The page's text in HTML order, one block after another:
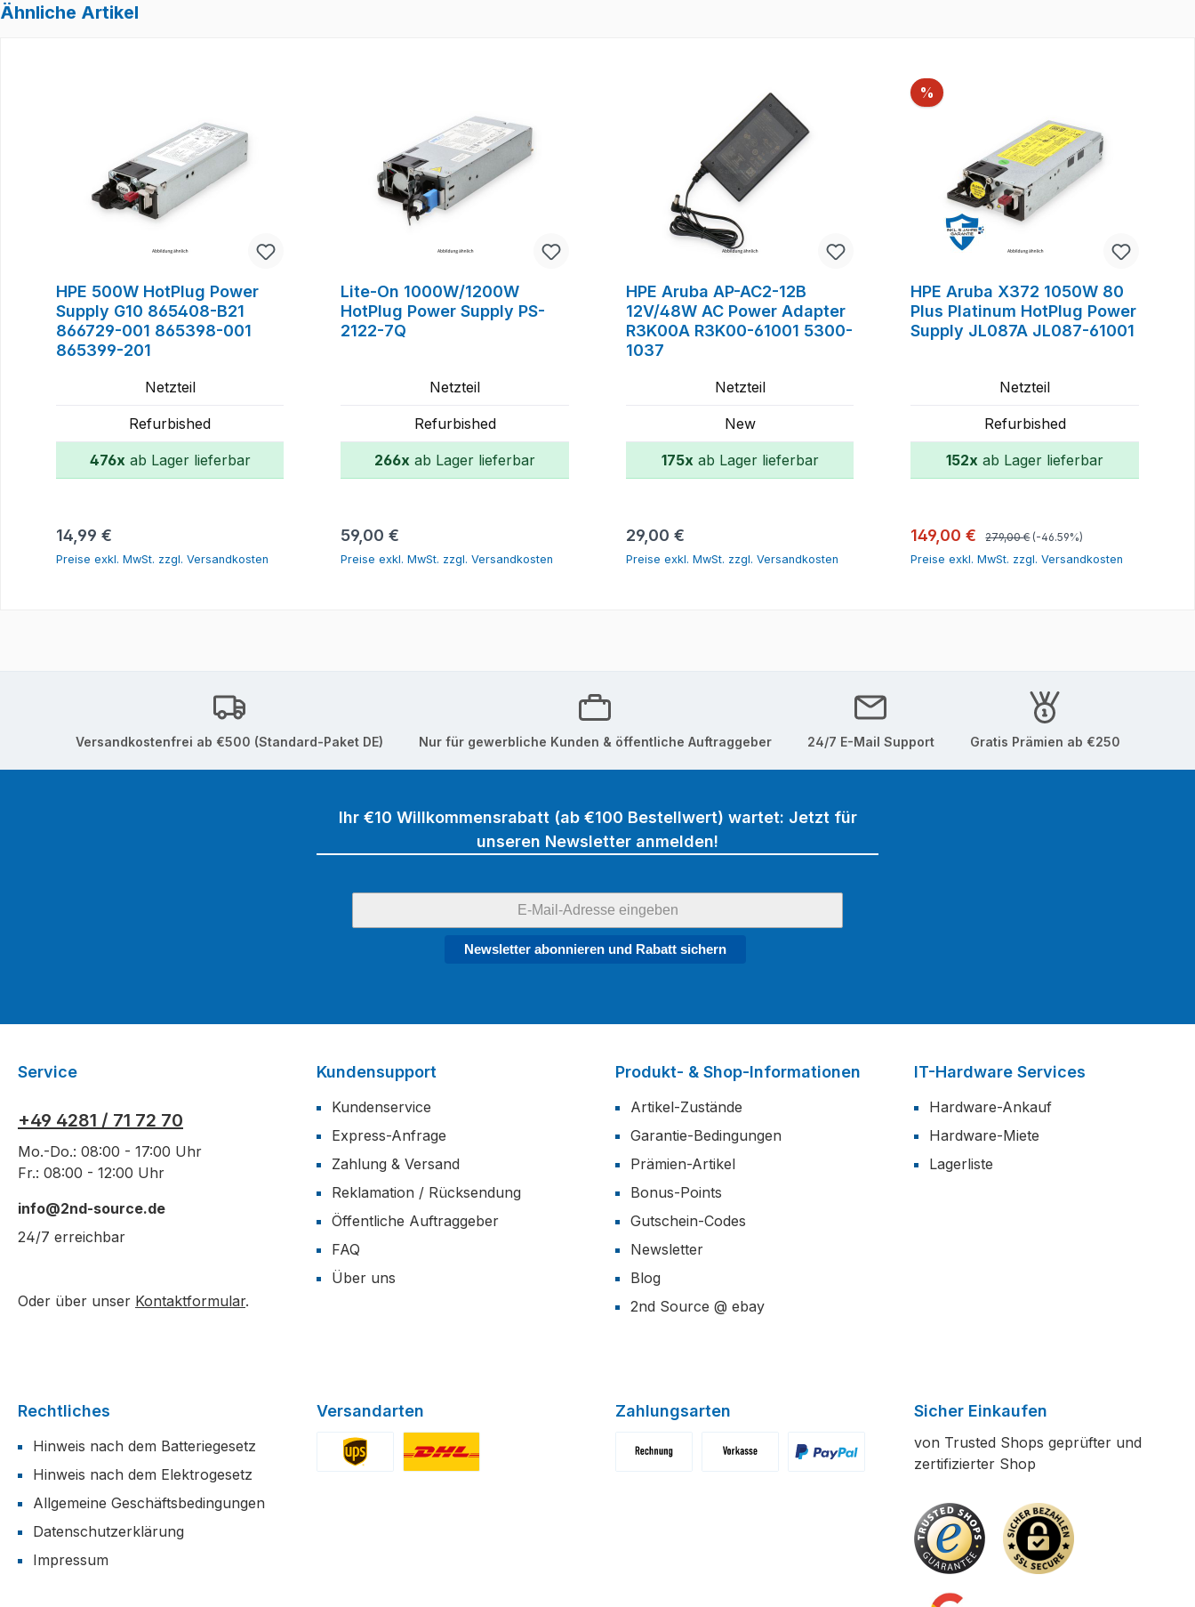
Ähnliche Artikel
HPE 500W HotPlug Power
Supply G10 865408-B21
866729-001 865398-001
865399-201
Netzteil
Refurbished
476x ab Lager lieferbar
Regulärer Preis:
14,99 €
Preise exkl. MwSt. zzgl. Versandkosten
Lite-On 1000W/1200W
HotPlug Power Supply PS-
2122-7Q
Netzteil
Refurbished
266x ab Lager lieferbar
Regulärer Preis:
59,00 €
Preise exkl. MwSt. zzgl. Versandkosten
HPE Aruba AP-AC2-12B
12V/48W AC Power Adapter
R3K00A R3K00-61001 5300-
1037
Netzteil
New
175x ab Lager lieferbar
Regulärer Preis:
29,00 €
Preise exkl. MwSt. zzgl. Versandkosten
% Rabatt
HPE Aruba X372 1050W 80
Plus Platinum HotPlug Power
Supply JL087A JL087-61001
Netzteil
Refurbished
152x ab Lager lieferbar
Verkaufspreis:
149,00 € Regulärer Preis:
279,00 € (-46.59%)
Preise exkl. MwSt. zzgl. Versandkosten
In den Warenkorb
Versandkostenfrei ab €500 (Standard-Paket DE) Nur für gewerbliche Kunden & öffentliche Auftraggeber 24/7 E-Mail Support Gratis Prämien ab €250
Ihr €10 Willkommensrabatt (ab €100 Bestellwert) wartet: Jetzt für
unseren Newsletter anmelden!
Newsletter abonnieren und Rabatt sichern
Service
+49 4281 / 71 72 70
Mo.-Do.: 08:00 - 17:00 Uhr
Fr.: 08:00 - 12:00 Uhr
info@2nd-source.de
24/7 erreichbar
Oder über unser Kontaktformular.
Kundensupport
Kundenservice
Express-Anfrage
Zahlung & Versand
Reklamation / Rücksendung
Öffentliche Auftraggeber
FAQ
Über uns
Produkt- & Shop-Informationen
Artikel-Zustände
Garantie-Bedingungen
Prämien-Artikel
Bonus-Points
Gutschein-Codes
Newsletter
Blog
2nd Source @ ebay
IT-Hardware Services
Hardware-Ankauf
Hardware-Miete
Lagerliste
Rechtliches
Hinweis nach dem Batteriegesetz
Hinweis nach dem Elektrogesetz
Allgemeine Geschäftsbedingungen
Datenschutzerklärung
Impressum
Versandarten Zahlungsarten Sicher Einkaufen
von Trusted Shops geprüfter und
zertifizierter Shop